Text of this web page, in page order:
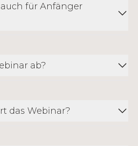
für Anfänger
ab?
das Webinar?